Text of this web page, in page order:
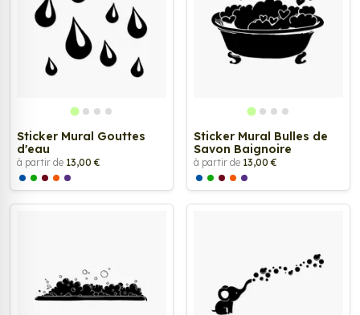
Sticker Mural Gouttes
d'eau
à partir de 13,00 €
Sticker Mural Bulles de
Savon Baignoire
à partir de 13,00 €